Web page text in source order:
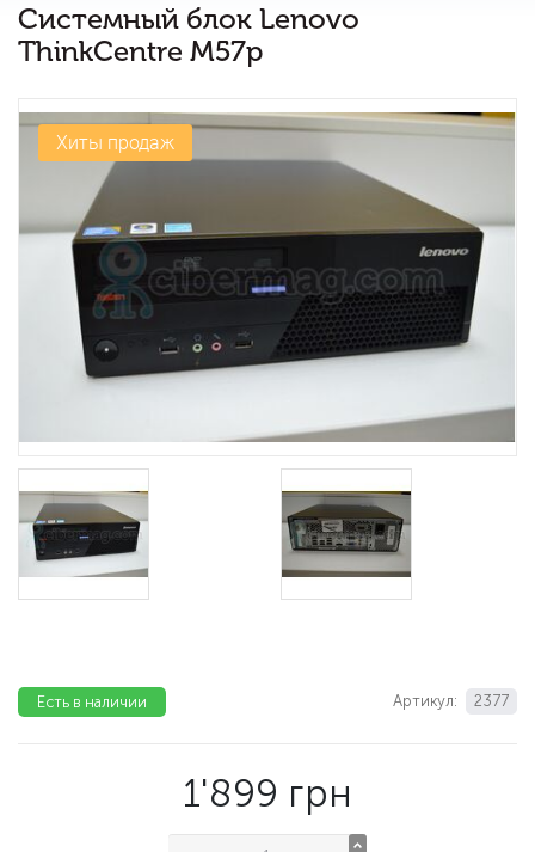
Системный блок Lenovo
ThinkCentre M57p
Хиты продаж
Артикул: 2377
Есть в наличии
1'899 грн